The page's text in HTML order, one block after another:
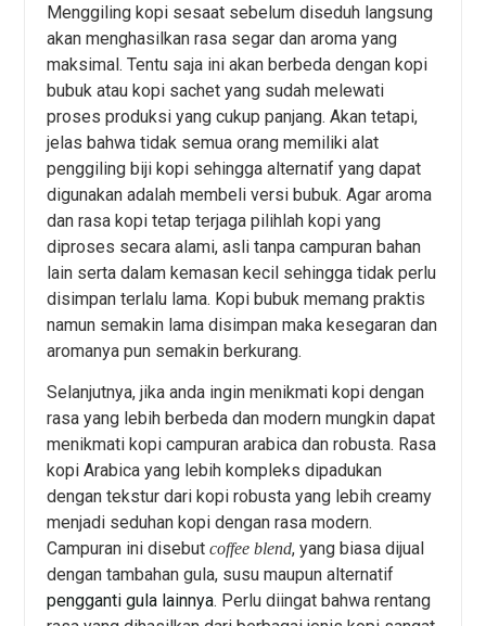
Menggiling kopi sesaat sebelum diseduh langsung
akan menghasilkan rasa segar dan aroma yang
maksimal. Tentu saja ini akan berbeda dengan kopi
bubuk atau kopi sachet yang sudah melewati
proses produksi yang cukup panjang. Akan tetapi,
jelas bahwa tidak semua orang memiliki alat
penggiling biji kopi sehingga alternatif yang dapat
digunakan adalah membeli versi bubuk. Agar aroma
dan rasa kopi tetap terjaga pilihlah kopi yang
diproses secara alami, asli tanpa campuran bahan
lain serta dalam kemasan kecil sehingga tidak perlu
disimpan terlalu lama. Kopi bubuk memang praktis
namun semakin lama disimpan maka kesegaran dan
aromanya pun semakin berkurang.
Selanjutnya, jika anda ingin menikmati kopi dengan
rasa yang lebih berbeda dan modern mungkin dapat
menikmati kopi campuran arabica dan robusta. Rasa
kopi Arabica yang lebih kompleks dipadukan
dengan tekstur dari kopi robusta yang lebih creamy
menjadi seduhan kopi dengan rasa modern.
Campuran ini disebutcoffee blend, yang biasa dijual
dengan tambahan gula, susu maupun alternatif
pengganti gula lainnya. Perlu diingat bahwa rentang